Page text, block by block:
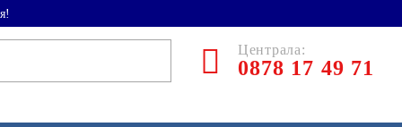
Централа:
0878 17 49 71